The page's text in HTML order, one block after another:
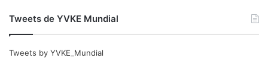
Tweets de YVKE Mundial
Tweets by YVKE_Mundial